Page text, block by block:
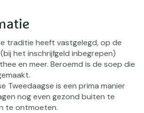
traditie heeft vastgelegd, op de
het inschrijfgeld inbegrepen)
en meer. Beroemd is de soep die
Tweedaagse is een prima manier
nog even gezond buiten te
te ontmoeten.